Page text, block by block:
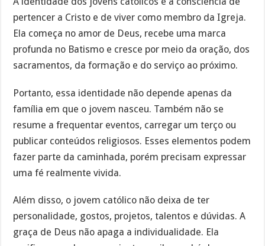
pertencer a Cristo e de viver como membro da Igreja.
Ela começa no amor de Deus, recebe uma marca
profunda no Batismo e cresce por meio da oração, dos
sacramentos, da formação e do serviço ao próximo.
Portanto, essa identidade não depende apenas da
família em que o jovem nasceu. Também não se
resume a frequentar eventos, carregar um terço ou
publicar conteúdos religiosos. Esses elementos podem
fazer parte da caminhada, porém precisam expressar
uma fé realmente vivida.
Além disso, o jovem católico não deixa de ter
personalidade, gostos, projetos, talentos e dúvidas. A
graça de Deus não apaga a individualidade. Ela